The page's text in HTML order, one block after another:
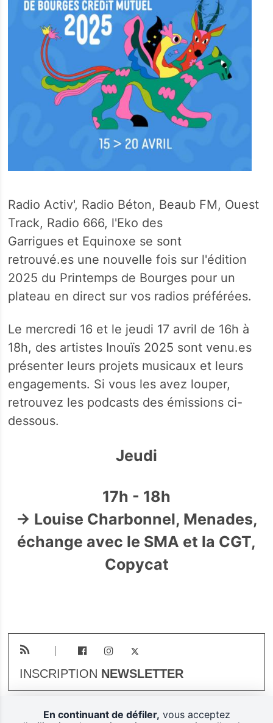
Radio Activ', Radio Béton, Beaub FM, Ouest
Track, Radio 666, l'Eko des
Garrigues et Equinoxe se sont
retrouvé.es une nouvelle fois sur l'édition
2025 du Printemps de Bourges pour un
plateau en direct sur vos radios préférées.
Le mercredi 16 et le jeudi 17 avril de 16h à
18h, des artistes Inouïs 2025 sont venu.es
présenter leurs projets musicaux et leurs
engagements. Si vous les avez louper,
retrouvez les podcasts des émissions ci-
dessous.
Jeudi
17h - 18h
→ Louise Charbonnel, Menades,
échange avec le SMA et la CGT,
Copycat
INSCRIPTION NEWSLETTER
En continuant de défiler, vous acceptez